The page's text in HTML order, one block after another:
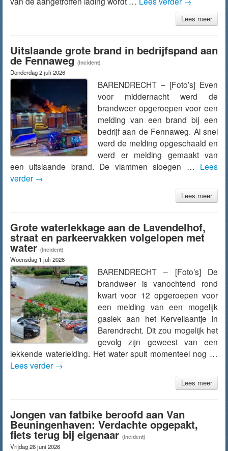
Lees meer
Uitslaande grote brand in bedrijfspand aan
de Fennaweg (Incident)
Donderdag 2 juli 2026
BARENDRECHT – [Foto’s] Even
voor middernacht werd de
brandweer opgeroepen voor een
melding van een brand bij een
bedrijf aan de Fennaweg. Al snel
werd de melding opgeschaald en
werd er melding gemaakt van
een uitslaande brand. De vlammen sloegen … Lees
verder →
Lees meer
Grote waterlekkage aan de Lavendelhof,
straat en parkeervakken volgelopen met
water (Incident)
Woensdag 1 juli 2026
BARENDRECHT – [Foto’s] De
brandweer is vanochtend rond
kwart voor 12 opgeroepen voor
een melding van een mogelijk
gaslek aan het Kervellaantje in
Barendrecht. Dit zou mogelijk het
gevolg zijn geweest van een
lekkende waterleiding. Het water spuit momenteel nog …
Lees verder →
Lees meer
Jongen van fatbike beroofd aan Van
Beuningenhaven: Verdachte opgepakt,
fiets terug bij eigenaar (Incident)
Vrijdag 26 juni 2026